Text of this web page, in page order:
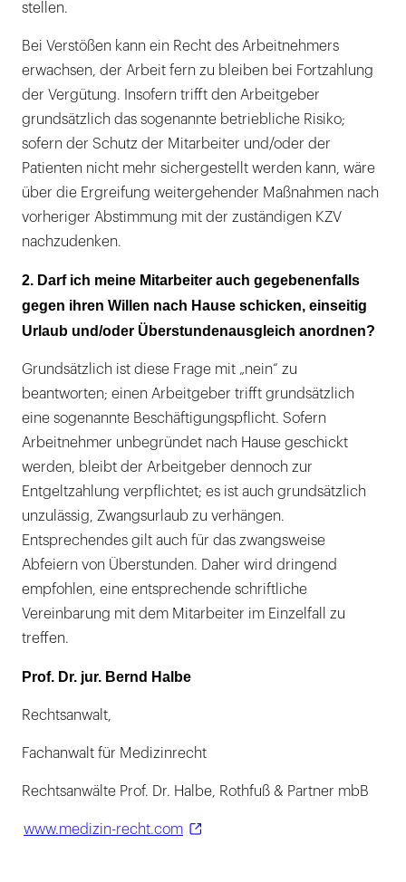
stellen.
Bei Verstößen kann ein Recht des Arbeitnehmers
erwachsen, der Arbeit fern zu bleiben bei Fortzahlung
der Vergütung. Insofern trifft den Arbeitgeber
grundsätzlich das sogenannte betriebliche Risiko;
sofern der Schutz der Mitarbeiter und/oder der
Patienten nicht mehr sichergestellt werden kann, wäre
über die Ergreifung weitergehender Maßnahmen nach
vorheriger Abstimmung mit der zuständigen KZV
nachzudenken.
2. Darf ich meine Mitarbeiter auch gegebenenfalls
gegen ihren Willen nach Hause schicken, einseitig
Urlaub und/oder Überstundenausgleich anordnen?
Grundsätzlich ist diese Frage mit „nein“ zu
beantworten; einen Arbeitgeber trifft grundsätzlich
eine sogenannte Beschäftigungspflicht. Sofern
Arbeitnehmer unbegründet nach Hause geschickt
werden, bleibt der Arbeitgeber dennoch zur
Entgeltzahlung verpflichtet; es ist auch grundsätzlich
unzulässig, Zwangsurlaub zu verhängen.
Entsprechendes gilt auch für das zwangsweise
Abfeiern von Überstunden. Daher wird dringend
empfohlen, eine entsprechende schriftliche
Vereinbarung mit dem Mitarbeiter im Einzelfall zu
treffen.
Prof. Dr. jur. Bernd Halbe
Rechtsanwalt,
Fachanwalt für Medizinrecht
Rechtsanwälte Prof. Dr. Halbe, Rothfuß & Partner mbB
www.medizin-recht.com